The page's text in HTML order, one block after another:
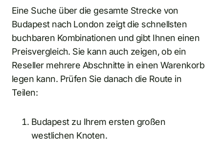
Eine Suche über die gesamte Strecke von
Budapest nach London zeigt die schnellsten
buchbaren Kombinationen und gibt Ihnen einen
Preisvergleich. Sie kann auch zeigen, ob ein
Reseller mehrere Abschnitte in einen Warenkorb
legen kann. Prüfen Sie danach die Route in
Teilen:
Budapest zu Ihrem ersten großen
westlichen Knoten.